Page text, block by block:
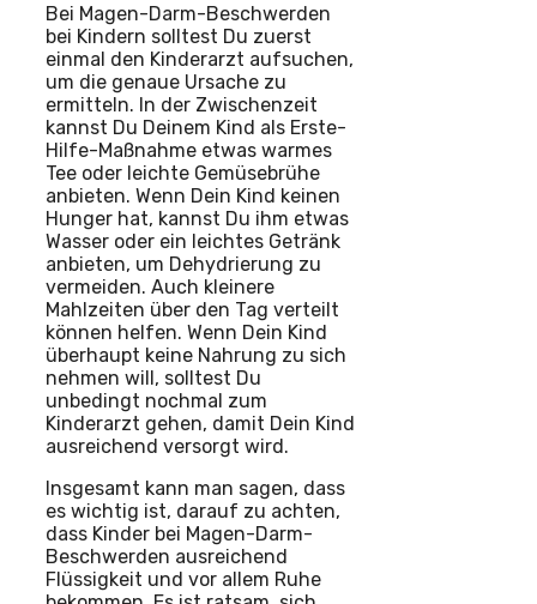
Bei Magen-Darm-Beschwerden
bei Kindern solltest Du zuerst
einmal den Kinderarzt aufsuchen,
um die genaue Ursache zu
ermitteln. In der Zwischenzeit
kannst Du Deinem Kind als Erste-
Hilfe-Maßnahme etwas warmes
Tee oder leichte Gemüsebrühe
anbieten. Wenn Dein Kind keinen
Hunger hat, kannst Du ihm etwas
Wasser oder ein leichtes Getränk
anbieten, um Dehydrierung zu
vermeiden. Auch kleinere
Mahlzeiten über den Tag verteilt
können helfen. Wenn Dein Kind
überhaupt keine Nahrung zu sich
nehmen will, solltest Du
unbedingt nochmal zum
Kinderarzt gehen, damit Dein Kind
ausreichend versorgt wird.
Insgesamt kann man sagen, dass
es wichtig ist, darauf zu achten,
dass Kinder bei Magen-Darm-
Beschwerden ausreichend
Flüssigkeit und vor allem Ruhe